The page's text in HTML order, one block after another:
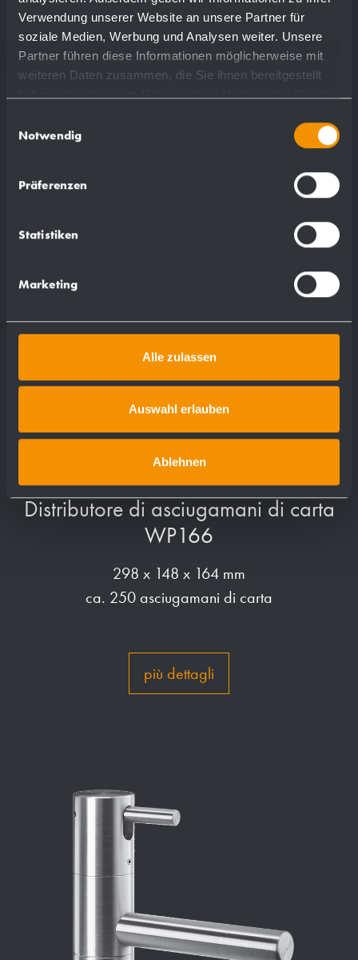
Verwendung unserer Website an unsere Partner für
soziale Medien, Werbung und Analysen weiter. Unsere
Partner führen diese Informationen möglicherweise mit
weiteren Daten zusammen, die Sie ihnen bereitgestellt
Notwendig
Präferenzen
Statistiken
Marketing
Alle zulassen
Auswahl erlauben
Ablehnen
più dettagli
Distributore di asciugamani di carta
WP166
298 x 148 x 164 mm
ca. 250 asciugamani di carta
più dettagli